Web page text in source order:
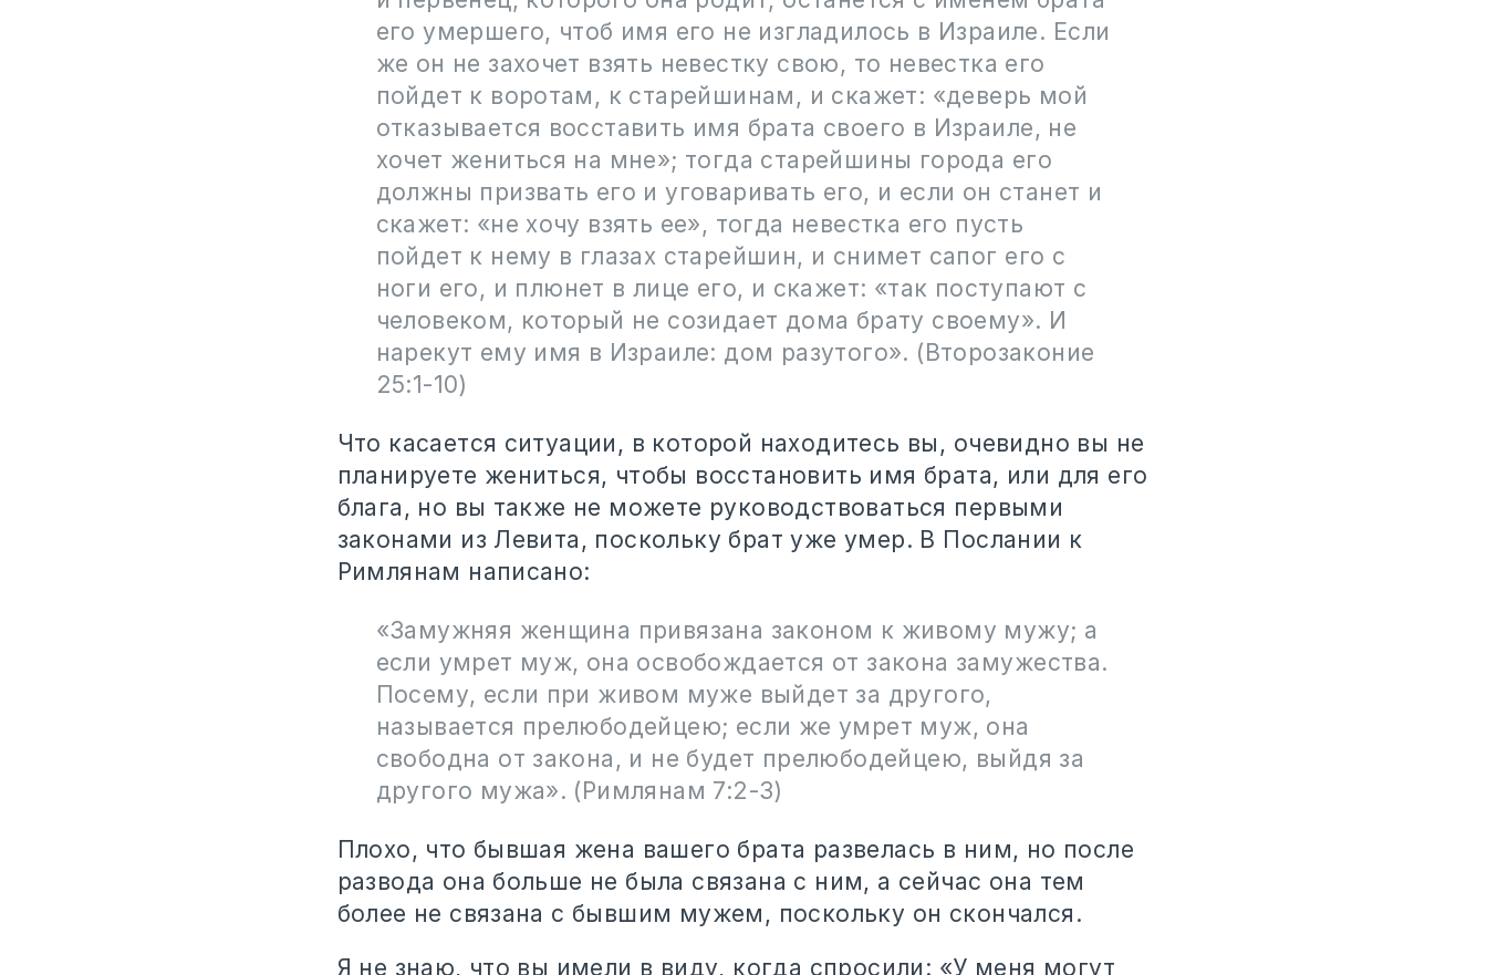
его умершего, чтоб имя его не изгладилось в Израиле. Если
же он не захочет взять невестку свою, то невестка его
пойдет к воротам, к старейшинам, и скажет: «деверь мой
отказывается восставить имя брата своего в Израиле, не
хочет жениться на мне»; тогда старейшины города его
должны призвать его и уговаривать его, и если он станет и
скажет: «не хочу взять ее», тогда невестка его пусть
пойдет к нему в глазах старейшин, и снимет сапог его с
ноги его, и плюнет в лице его, и скажет: «так поступают с
человеком, который не созидает дома брату своему». И
нарекут ему имя в Израиле: дом разутого». (Второзаконие
25:1-10)
Что касается ситуации, в которой находитесь вы, очевидно вы не
планируете жениться, чтобы восстановить имя брата, или для его
блага, но вы также не можете руководствоваться первыми
законами из Левита, поскольку брат уже умер. В Послании к
Римлянам написано:
«Замужняя женщина привязана законом к живому мужу; а
если умрет муж, она освобождается от закона замужества.
Посему, если при живом муже выйдет за другого,
называется прелюбодейцею; если же умрет муж, она
свободна от закона, и не будет прелюбодейцею, выйдя за
другого мужа». (Римлянам 7:2-3)
Плохо, что бывшая жена вашего брата развелась в ним, но после
развода она больше не была связана с ним, а сейчас она тем
более не связана с бывшим мужем, поскольку он скончался.
Я не знаю, что вы имели в виду, когда спросили: «У меня могут